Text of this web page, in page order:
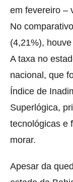
em fevereiro –
No
(4,21%),
A taxa no
nacional, que
Índice de
Superlógica,
tecnológicas e
morar.
Apesar da